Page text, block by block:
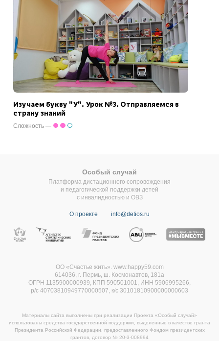
Изучаем букву "У". Урок №3. Отправляемся в
страну знаний
Сложность —
Особый случай
Платформа дистационного сопровождения
и педагогической поддержки детей
с инвалидностью и ОВЗ
О проекте info@detios.ru
ОО «Счастье жить». www.happy59.com
614036, г. Пермь, ш. Космонавтов, 181а
ОГРН 1135900000939, КПП 590501001, ИНН 5906995266,
р/с 40703810949770000507, к/с 30101810900000000603
Материалы сайта выполнены при реализации Проекта «Особый случай»
использованы средства государственной поддержки, выделенные в качестве гранта
Президента Российской Федерации, предоставленного Фондом президентских
грантов, договор № 20-3-008994